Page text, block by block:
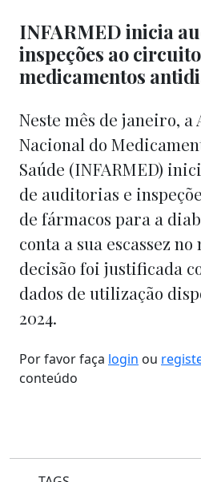
INFARMED inicia
inspeções ao
medicamentos
Neste mês de janeiro, a
Nacional do
Saúde (INFARMED)
de auditorias e
de fármacos para a
conta a sua escassez no
decisão foi justificada
dados de utilização
2024.
Por favor faça login ou
conteúdo